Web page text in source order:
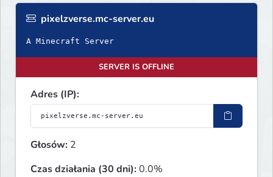
pixelzverse.mc-server.eu
A Minecraft Server
SERVER IS OFFLINE
Adres (IP):
Głosów: 2
Czas działania (30 dni):0.0%